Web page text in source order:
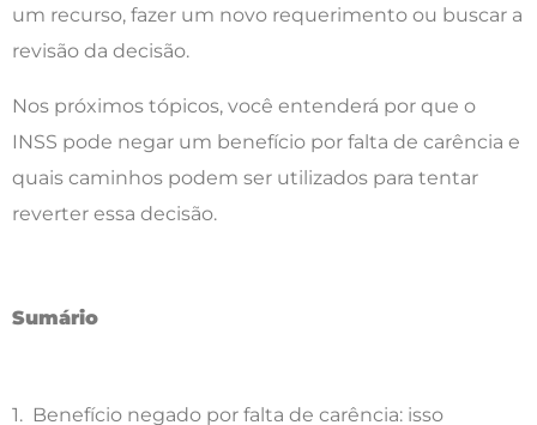
um recurso, fazer um novo requerimento ou buscar a
revisão da decisão.
Nos próximos tópicos, você entenderá por que o
INSS pode negar um benefício por falta de carência e
quais caminhos podem ser utilizados para tentar
reverter essa decisão.
Sumário
1. Benefício negado por falta de carência: isso